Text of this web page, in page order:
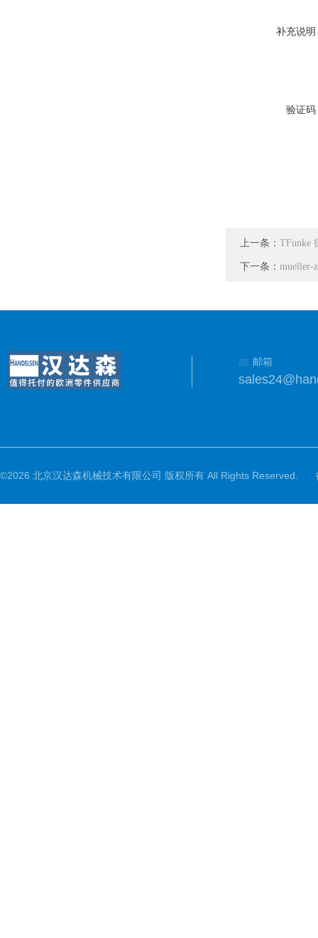
补充说明
验证码
上一条： TFunke
下一条： mueller-
邮箱
©2026 北京汉达森机械技术有限公司 版权所有 All Rights Reserved.